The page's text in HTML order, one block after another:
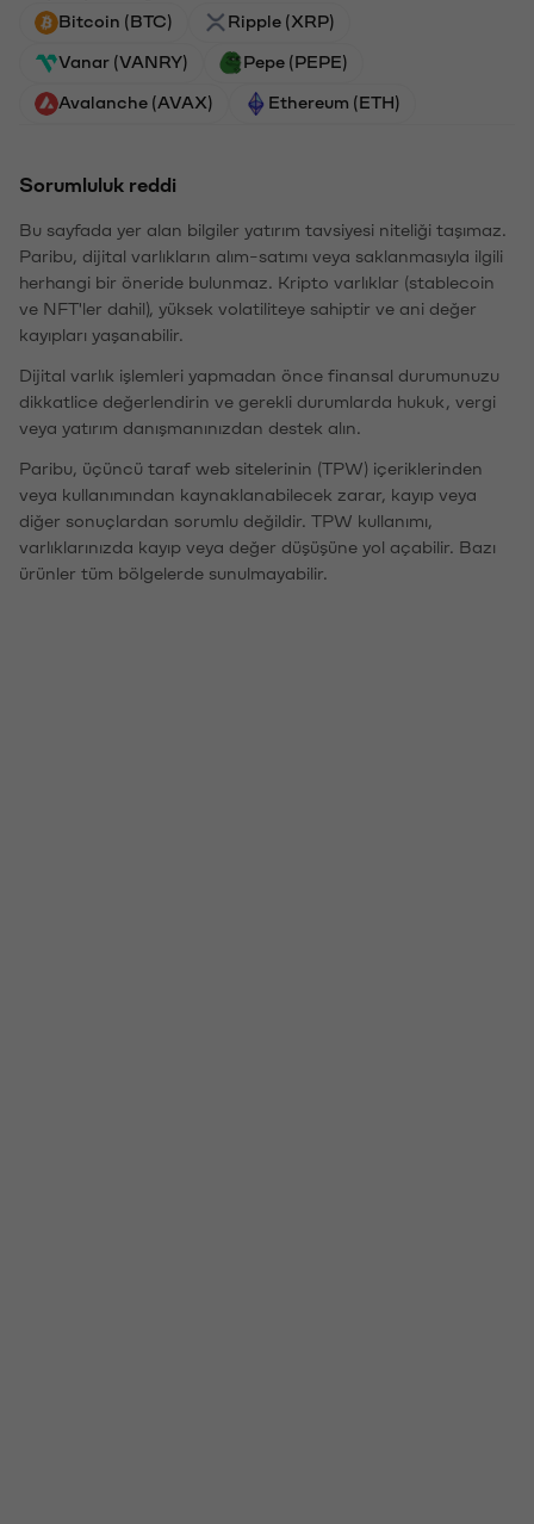
Bitcoin (BTC) Ripple (XRP)
Vanar (VANRY) Pepe (PEPE)
Avalanche (AVAX) Ethereum (ETH)
Sorumluluk reddi
Bu sayfada yer alan bilgiler yatırım tavsiyesi niteliği taşımaz.
Paribu, dijital varlıkların alım-satımı veya saklanmasıyla ilgili
herhangi bir öneride bulunmaz. Kripto varlıklar (stablecoin
ve NFT'ler dahil), yüksek volatiliteye sahiptir ve ani değer
kayıpları yaşanabilir.
Dijital varlık işlemleri yapmadan önce finansal durumunuzu
dikkatlice değerlendirin ve gerekli durumlarda hukuk, vergi
veya yatırım danışmanınızdan destek alın.
Paribu, üçüncü taraf web sitelerinin (TPW) içeriklerinden
veya kullanımından kaynaklanabilecek zarar, kayıp veya
diğer sonuçlardan sorumlu değildir. TPW kullanımı,
varlıklarınızda kayıp veya değer düşüşüne yol açabilir. Bazı
ürünler tüm bölgelerde sunulmayabilir.